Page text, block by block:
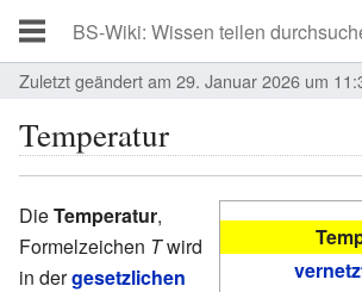
Zuletzt geändert am 29. Januar 2026 um
Temperatur
DieTemperatur,
Formelzeichen Twird
in dergesetzlichen